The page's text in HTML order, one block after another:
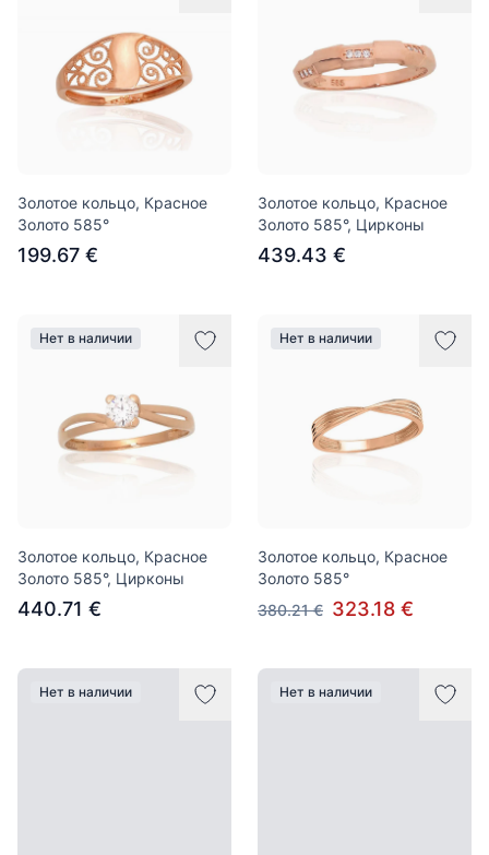
Золотое кольцо, Красное
Золото 585°
199.67 €
Золотое кольцо, Красное
Золото 585°, Цирконы
439.43 €
Нет в наличии
Золотое кольцо, Красное
Золото 585°, Цирконы
440.71 €
Нет в наличии
Золотое кольцо, Красное
Золото 585°
380.21 € 323.18 €
Нет в наличии Нет в наличии